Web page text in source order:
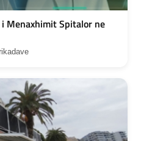
Menaxhimit Spitalor ne